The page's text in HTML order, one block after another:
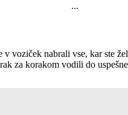
...
v voziček nabrali vse, kar ste
za korakom vodili do